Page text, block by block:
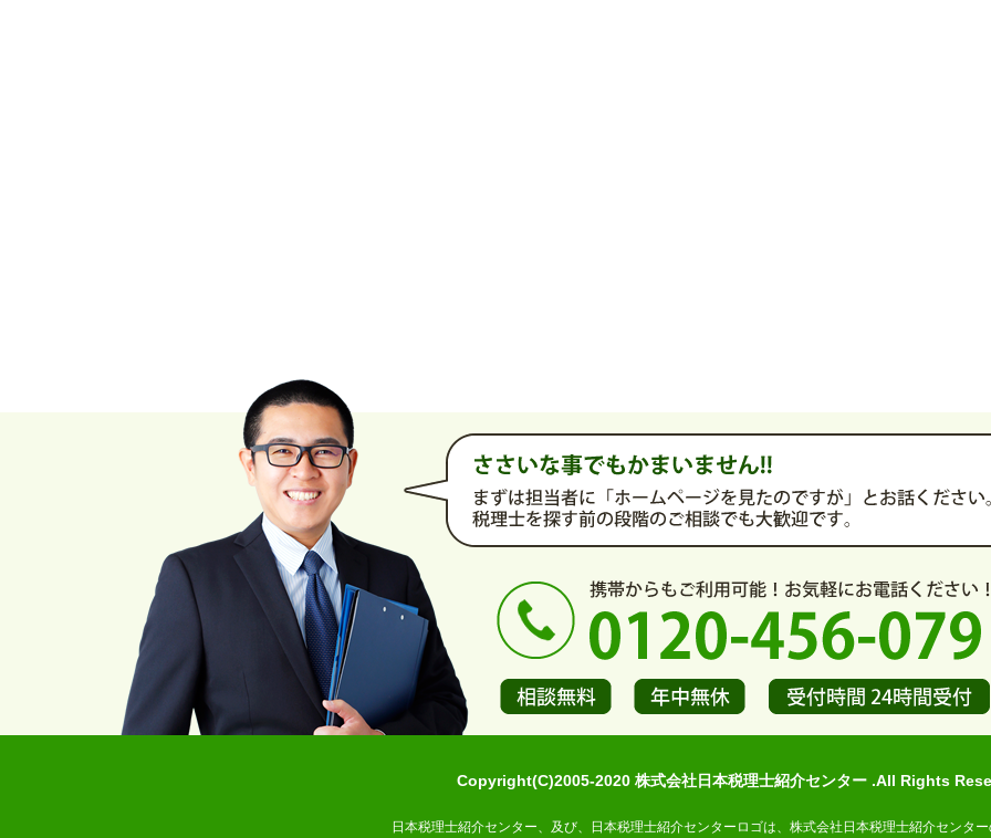
Copyright(C)2005-2020 株式会社日本税理士紹介センター .All Rights
日本税理士紹介センター、及び、日本税理士紹介センターロゴは、株式会社日本税理士紹介センタ